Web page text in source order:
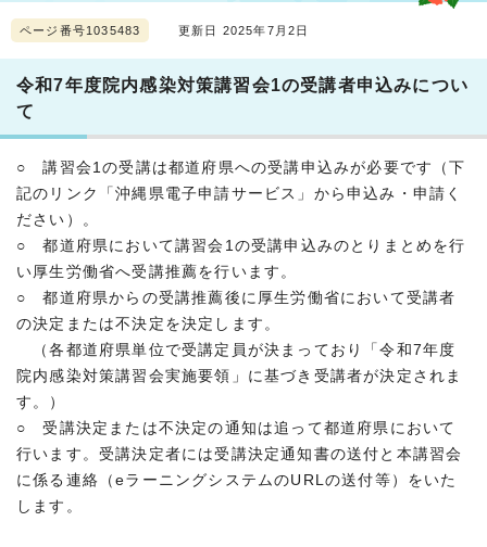
ページ番号1035483 更新日 2025年7月2日
令和7年度院内感染対策講習会1の受講者申込みについ
て
○ 講習会1の受講は都道府県への受講申込みが必要です（下
記のリンク「沖縄県電子申請サービス」から申込み・申請く
ださい）。
○ 都道府県において講習会1の受講申込みのとりまとめを行
い厚生労働省へ受講推薦を行います。
○ 都道府県からの受講推薦後に厚生労働省において受講者
の決定または不決定を決定します。
（各都道府県単位で受講定員が決まっており「令和7年度
院内感染対策講習会実施要領」に基づき受講者が決定されま
す。）
○ 受講決定または不決定の通知は追って都道府県において
行います。受講決定者には受講決定通知書の送付と本講習会
に係る連絡（eラーニングシステムのURLの送付等）をいた
します。